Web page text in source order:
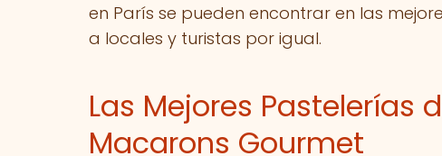
en París se pueden encontrar en las
a locales y turistas por igual.
Las Mejores Pastelerías
Macarons Gourmet